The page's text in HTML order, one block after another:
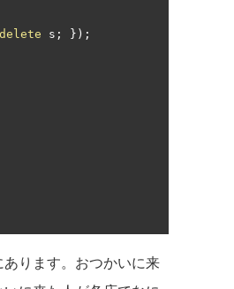
delete s ;
});
ります。おつかいに来